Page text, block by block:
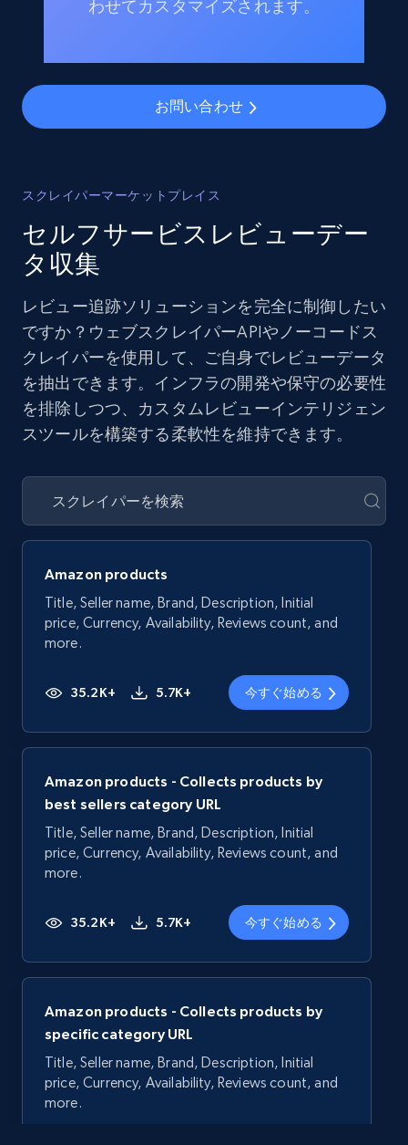
わせてカスタマイズされます。
お問い合わせ
スクレイパーマーケットプレイス
セルフサービスレビューデー
タ収集
レビュー追跡ソリューションを完全に制御したい
ですか？ウェブスクレイパーAPIやノーコードス
クレイパーを使用して、ご自身でレビューデータ
を抽出できます。インフラの開発や保守の必要性
を排除しつつ、カスタムレビューインテリジェン
スツールを構築する柔軟性を維持できます。
Amazon products
Title, Seller name, Brand, Description, Initial
price, Currency, Availability, Reviews count, and
more.
35.2K+ 5.7K+ 今すぐ始める
Amazon products - Collects products by
best sellers category URL
Title, Seller name, Brand, Description, Initial
price, Currency, Availability, Reviews count, and
more.
35.2K+ 5.7K+ 今すぐ始める
Amazon products - Collects products by
specific category URL
Title, Seller name, Brand, Description, Initial
price, Currency, Availability, Reviews count, and
more.